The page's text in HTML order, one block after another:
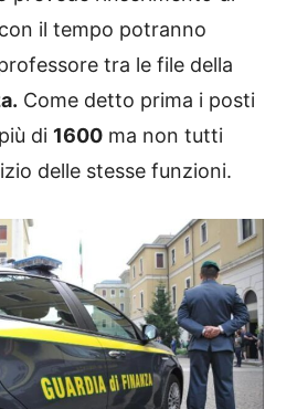
il tempo potranno
tra le file della
Come detto prima i posti
di 1600 ma non tutti
delle stesse funzioni.